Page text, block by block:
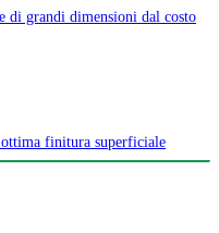
di grandi dimensioni dal costo
finitura superficiale